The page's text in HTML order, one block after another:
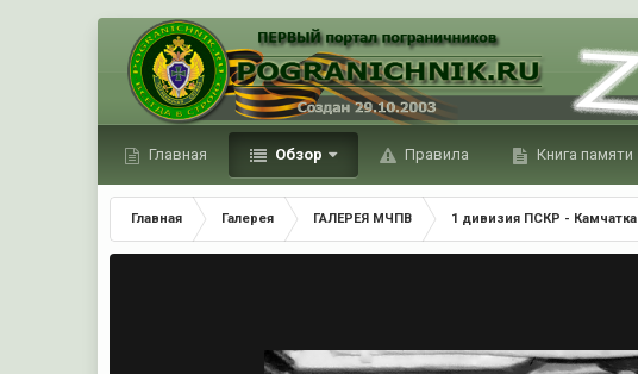
Главная Обзор Правила Книга памяти
Главная Галерея ГАЛЕРЕЯ МЧПВ 1 дивизия ПСКР - Камчатка